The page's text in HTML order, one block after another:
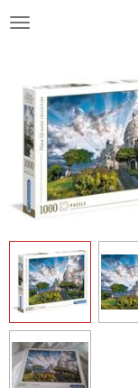
Ga
de
hoofdinhoud